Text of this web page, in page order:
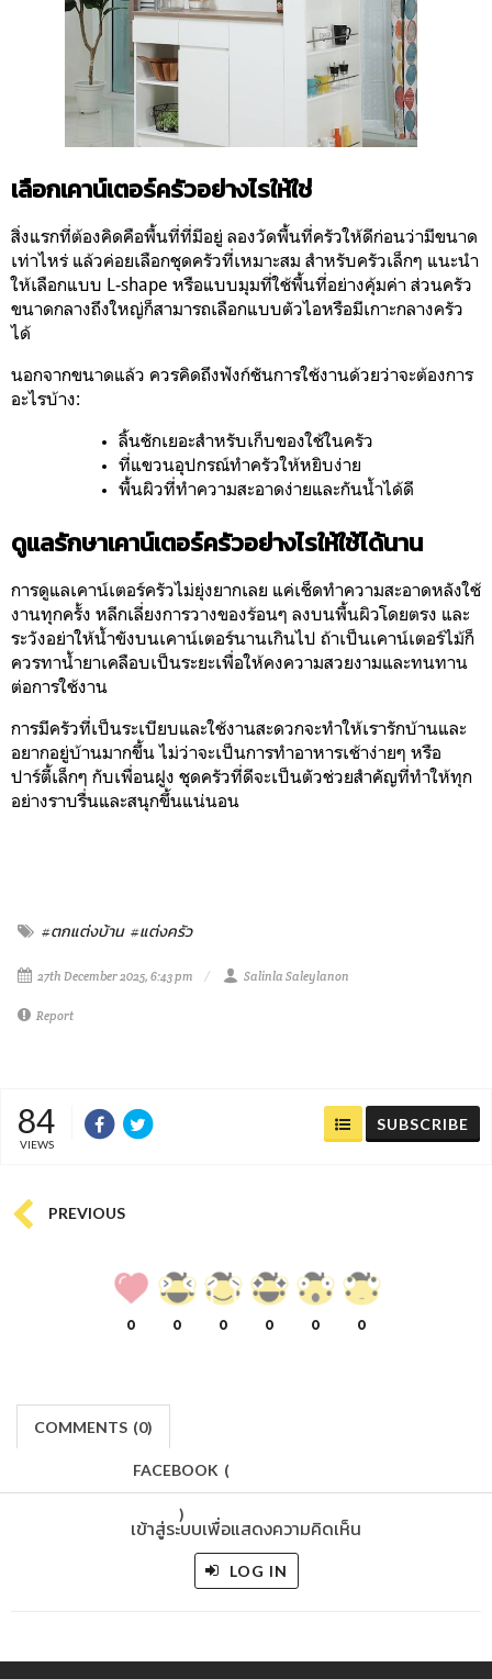
เลือกเคาน์เตอร์ครัวอย่างไรให้ใช่
สิ่งแรกที่ต้องคิดคือพื้นที่ที่มีอยู่ ลองวัดพื้นที่ครัวให้ดีก่อนว่ามีขนาด
เท่าไหร่ แล้วค่อยเลือกชุดครัวที่เหมาะสม สำหรับครัวเล็กๆ แนะนำ
ให้เลือกแบบ L-shape หรือแบบมุมที่ใช้พื้นที่อย่างคุ้มค่า ส่วนครัว
ขนาดกลางถึงใหญ่ก็สามารถเลือกแบบตัวไอหรือมีเกาะกลางครัว
ได้
นอกจากขนาดแล้ว ควรคิดถึงฟังก์ชันการใช้งานด้วยว่าจะต้องการ
อะไรบ้าง:
ลิ้นชักเยอะสำหรับเก็บของใช้ในครัว
ที่แขวนอุปกรณ์ทำครัวให้หยิบง่าย
พื้นผิวที่ทำความสะอาดง่ายและกันน้ำได้ดี
ดูแลรักษาเคาน์เตอร์ครัวอย่างไรให้ใช้ได้นาน
การดูแลเคาน์เตอร์ครัวไม่ยุ่งยากเลย แค่เช็ดทำความสะอาดหลังใช้
งานทุกครั้ง หลีกเลี่ยงการวางของร้อนๆ ลงบนพื้นผิวโดยตรง และ
ระวังอย่าให้น้ำขังบนเคาน์เตอร์นานเกินไป ถ้าเป็นเคาน์เตอร์ไม้ก็
ควรทาน้ำยาเคลือบเป็นระยะเพื่อให้คงความสวยงามและทนทาน
ต่อการใช้งาน
การมีครัวที่เป็นระเบียบและใช้งานสะดวกจะทำให้เรารักบ้านและ
อยากอยู่บ้านมากขึ้น ไม่ว่าจะเป็นการทำอาหารเช้าง่ายๆ หรือ
ปาร์ตี้เล็กๆ กับเพื่อนฝูง ชุดครัวที่ดีจะเป็นตัวช่วยสำคัญที่ทำให้ทุก
อย่างราบรื่นและสนุกขึ้นแน่นอน
#ตกแต่งบ้าน #แต่งครัว
27th December 2025, 6:43 pm Salinla Saleylanon
Report
84
VIEWS
SUBSCRIBE
PREVIOUS
0 0 0 0 0 0
COMMENTS (0)
FACEBOOK (
)
เข้าสู่ระบบเพื่อแสดงความคิดเห็น
LOG IN